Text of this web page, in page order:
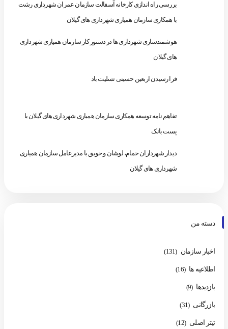
بررسی راه اندازی کارخانه آسفالت سازمان عمران شهرداری رشت
با همکاری سازمان همیاری شهرداری های گیلان
هوشمندسازی شهرداری ها در دستور کار سازمان همیاری شهرداری
های گیلان
فرا رسیدن اربعین حسینی تسلیت باد
تفاهم نامه توسعه همکاری سازمان همیاری شهرداری های گیلان با
پست بانک
دیدار شهرداران خمام، لوشان و حویق با مدیرعامل سازمان همیاری
شهرداری های گیلان
دسته من
اخبار سازمان (131)
اطلاعیه ها (16)
بازدیدها (9)
بازرگانی (31)
تیتر اصلی (12)